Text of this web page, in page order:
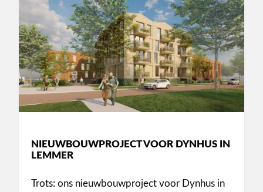
NIEUWBOUWPROJECT VOOR DYNHUS IN
LEMMER
Trots: ons nieuwbouwproject voor Dynhus in